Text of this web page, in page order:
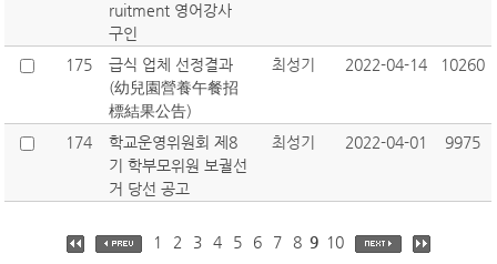
ruitment 영어강사
구인
175
급식 업체 선정결과
(幼兒園營養午餐招
標結果公告)
최성기 2022-04-14 10260
174
학교운영위원회 제8
기 학부모위원 보궐선
거 당선 공고
최성기 2022-04-01 9975
1 2 3 4 5 6 7 8 9 10